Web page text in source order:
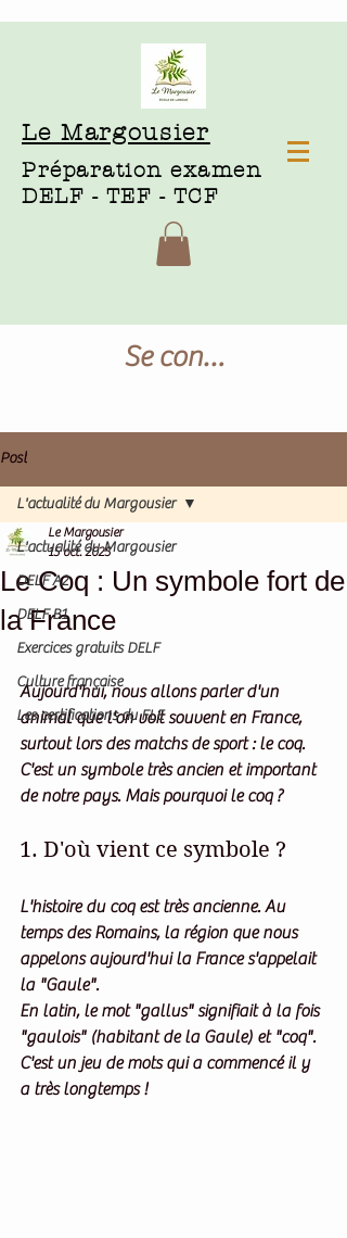
Le Margousier
Préparation examen
DELF - TEF - TCF
Se connecter
Post
L'actualité du Margousier
DELF A2
DELF B1
Exercices gratuits DELF
Culture française
Les certifications du FLE
L'actualité du Margousier
Le Coq : Un symbole fort de
la France
Le Margousier
15 oct. 2025
Aujourd'hui, nous allons parler d'un
animal que l'on voit souvent en France,
surtout lors des matchs de sport : le coq.
C'est un symbole très ancien et important
de notre pays. Mais pourquoi le coq ?
1. D'où vient ce symbole ?
L'histoire du coq est très ancienne. Au
temps des Romains, la région que nous
appelons aujourd'hui la France s'appelait
la "Gaule".
En latin, le mot "gallus" signifiait à la fois
"gaulois" (habitant de la Gaule) et "coq".
C'est un jeu de mots qui a commencé il y
a très longtemps !